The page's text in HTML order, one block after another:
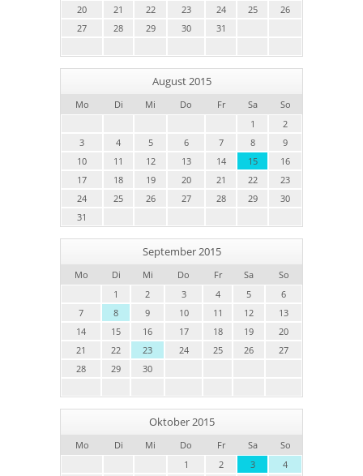
20
21 22 23 24 25
26
27
28 29 30 31
August 2015
Mo Di Mi Do Fr Sa
So
1
2
3
4 5 6 7 8
9
10
11 12 13 14 15
16
17
18 19 20 21 22
23
24
25 26 27 28 29
30
31
September 2015
Mo Di Mi Do Fr Sa
So
1
2 3 4 5
6
7
8 9 10 11 12
13
14
15 16 17 18 19
20
21
22 23 24 25 26
27
28
29 30
Oktober 2015
Mo Di Mi Do Fr Sa
So
1
2 3 4